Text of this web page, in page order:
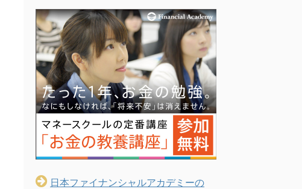
日本ファイナンシャルアカデミーの